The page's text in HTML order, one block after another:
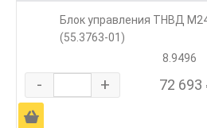
Блок управления ТНВД
(55.3763-01)
8.9496
- + 72 693
Ä